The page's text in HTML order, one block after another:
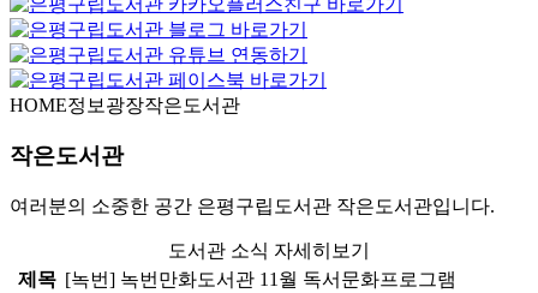
HOME정보광장작은도서관
작은도서관
여러분의 소중한 공간 은평구립도서관 작은도서관입니다.
도서관 소식 자세히보기
제목 [녹번] 녹번만화도서관 11월 독서문화프로그램